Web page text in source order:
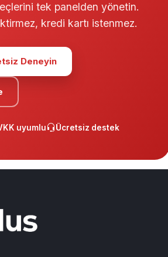
tek panelden yönetin.
kredi kartı istenmez.
Deneyin
uyumlu Ücretsiz destek